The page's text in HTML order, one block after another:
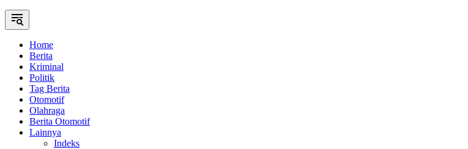
Home
Berita
Kriminal
Politik
Tag Berita
Otomotif
Olahraga
Berita Otomotif
Lainnya
Indeks